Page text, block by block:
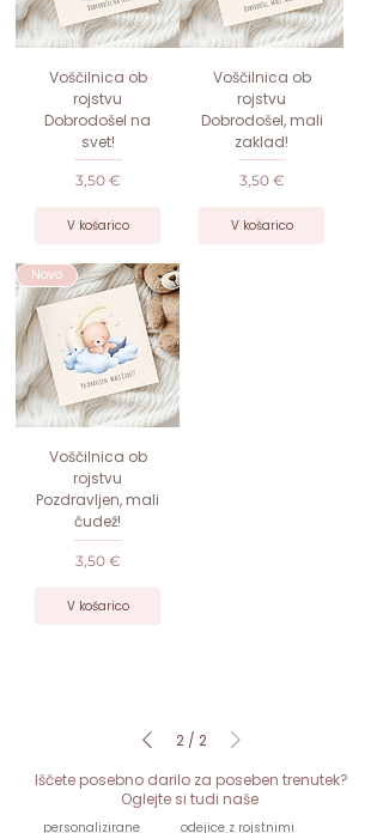
Voščilnica ob
rojstvu
Dobrodošel na
svet!
Cena
3,50 €
V košarico
Voščilnica ob
rojstvu
Dobrodošel, mali
zaklad!
Cena
3,50 €
V košarico
Novo
Voščilnica ob
rojstvu
Pozdravljen, mali
čudež!
Cena
3,50 €
V košarico
2 / 2
Iščete posebno darilo za poseben trenutek?
Oglejte si tudi naše
personalizirane
odejice z rojstnimi